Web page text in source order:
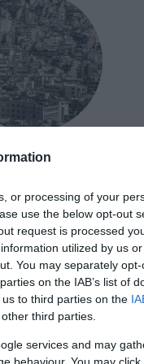
or processing of your
use the below opt-out
request is processed
utilized by us
You may separately
on the IAB’s list of
to third parties on the
third parties.
services and may
behaviour. You may
στην
νέα που θα
ο Γιώργος Ατσαλάκης